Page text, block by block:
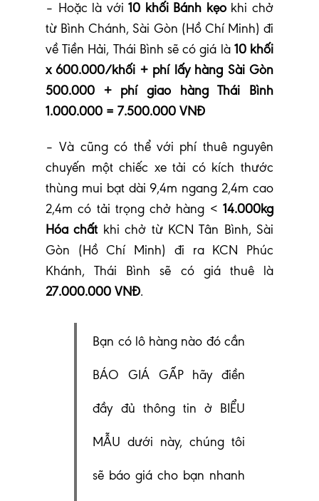
– Hoặc là với10 khối Bánh kẹokhi chở
từ Bình Chánh, Sài Gòn (Hồ Chí Minh) đi
về Tiền Hải, Thái Bình sẽ có giá là 10 khối
x 600.000/khối + phí lấy hàng Sài Gòn
500.000 + phí giao hàng Thái Bình
1.000.000 = 7.500.000 VNĐ
– Và cũng có thể với phí thuê nguyên
chuyến một chiếc xe tải có kích thước
thùng mui bạt dài 9,4m ngang 2,4m cao
2,4m có tải trọng chở hàng < 14.000kg
Hóa chất khi chở từ KCN Tân Bình, Sài
Gòn (Hồ Chí Minh) đi ra KCN Phúc
Khánh, Thái Bình sẽ có giá thuê là
27.000.000 VNĐ.
Bạn có lô hàng nào đó cần
BÁO GIÁ GẤP hãy điền
đầy đủ thông tin ở BIỂU
MẪU dưới này, chúng tôi
sẽ báo giá cho bạn nhanh